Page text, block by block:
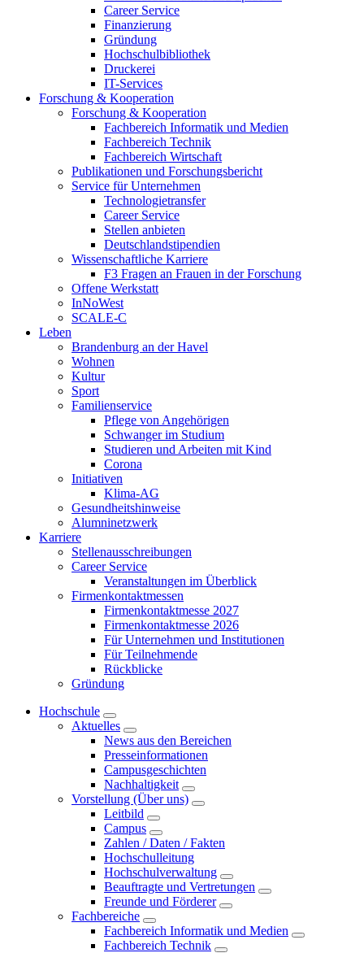
Career Service
Finanzierung
Gründung
Hochschulbibliothek
Druckerei
IT-Services
Forschung & Kooperation
Forschung & Kooperation
Fachbereich Informatik und Medien
Fachbereich Technik
Fachbereich Wirtschaft
Publikationen und Forschungsbericht
Service für Unternehmen
Technologietransfer
Career Service
Stellen anbieten
Deutschlandstipendien
Wissenschaftliche Karriere
F3 Fragen an Frauen in der Forschung
Offene Werkstatt
InNoWest
SCALE-C
Leben
Brandenburg an der Havel
Wohnen
Kultur
Sport
Familienservice
Pflege von Angehörigen
Schwanger im Studium
Studieren und Arbeiten mit Kind
Corona
Initiativen
Klima-AG
Gesundheitshinweise
Alumninetzwerk
Karriere
Stellenausschreibungen
Career Service
Veranstaltungen im Überblick
Firmenkontaktmessen
Firmenkontaktmesse 2027
Firmenkontaktmesse 2026
Für Unternehmen und Institutionen
Für Teilnehmende
Rückblicke
Gründung
Hochschule
Aktuelles
News aus den Bereichen
Presseinformationen
Campusgeschichten
Nachhaltigkeit
Vorstellung (Über uns)
Leitbild
Campus
Zahlen / Daten / Fakten
Hochschulleitung
Hochschulverwaltung
Beauftragte und Vertretungen
Freunde und Förderer
Fachbereiche
Fachbereich Informatik und Medien
Fachbereich Technik